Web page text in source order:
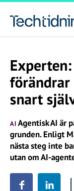
snart
AI Agentisk AI är
grunden. Enligt
nästa steg inte
utan om AI-